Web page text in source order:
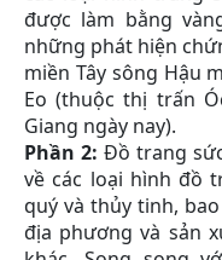
được làm bằng
những phát hiện
miền Tây sông Hậu
Eo (thuộc thị trấn
Giang ngày nay).
Phần 2: Đồ trang
về các loại hình đồ
quý và thủy tinh,
địa phương và sản